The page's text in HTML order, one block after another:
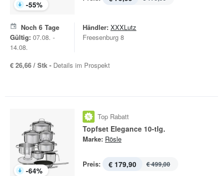
-55%
Noch 6 Tage
Gültig: 07.08. -
14.08.
Händler: XXXLutz
Freesenburg 8
€ 26,66 / Stk - Details im Prospekt
-64%
Top Rabatt
Topfset Elegance 10-tlg.
Marke: Rösle
Preis: € 179,90 € 499,00